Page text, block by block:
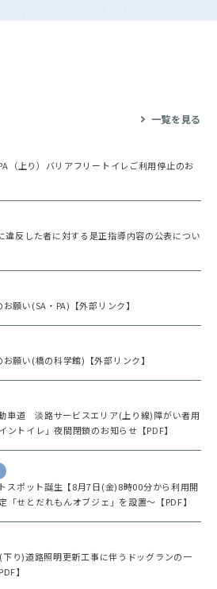
一覧を見る
（上り）バリアフリートイレご利用停止のお
反した者に対する是正指導内容の公表につい
願い(SA・PA)【外部リンク】
願い(橋の科学館)【外部リンク】
車道 淡路サービスエリア(上り線)障がい者用
ントイレ」夜間閉鎖のお知らせ【PDF】
スポット誕生【8月7日(金)8時00分から利用開
せとだれもんオブジェ」を設置～【PDF】
り)道路照明更新工事に伴うドッグランの一
】